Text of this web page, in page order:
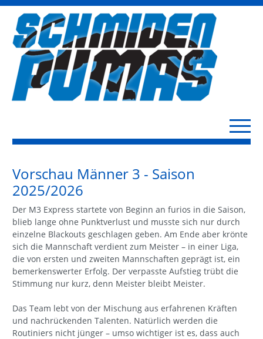
Vorschau Männer 3 - Saison
2025/2026
Der M3 Express startete von Beginn an furios in die Saison,
blieb lange ohne Punktverlust und musste sich nur durch
einzelne Blackouts geschlagen geben. Am Ende aber krönte
sich die Mannschaft verdient zum Meister – in einer Liga,
die von ersten und zweiten Mannschaften geprägt ist, ein
bemerkenswerter Erfolg. Der verpasste Aufstieg trübt die
Stimmung nur kurz, denn Meister bleibt Meister.
Das Team lebt von der Mischung aus erfahrenen Kräften
und nachrückenden Talenten. Natürlich werden die
Routiniers nicht jünger – umso wichtiger ist es, dass auch